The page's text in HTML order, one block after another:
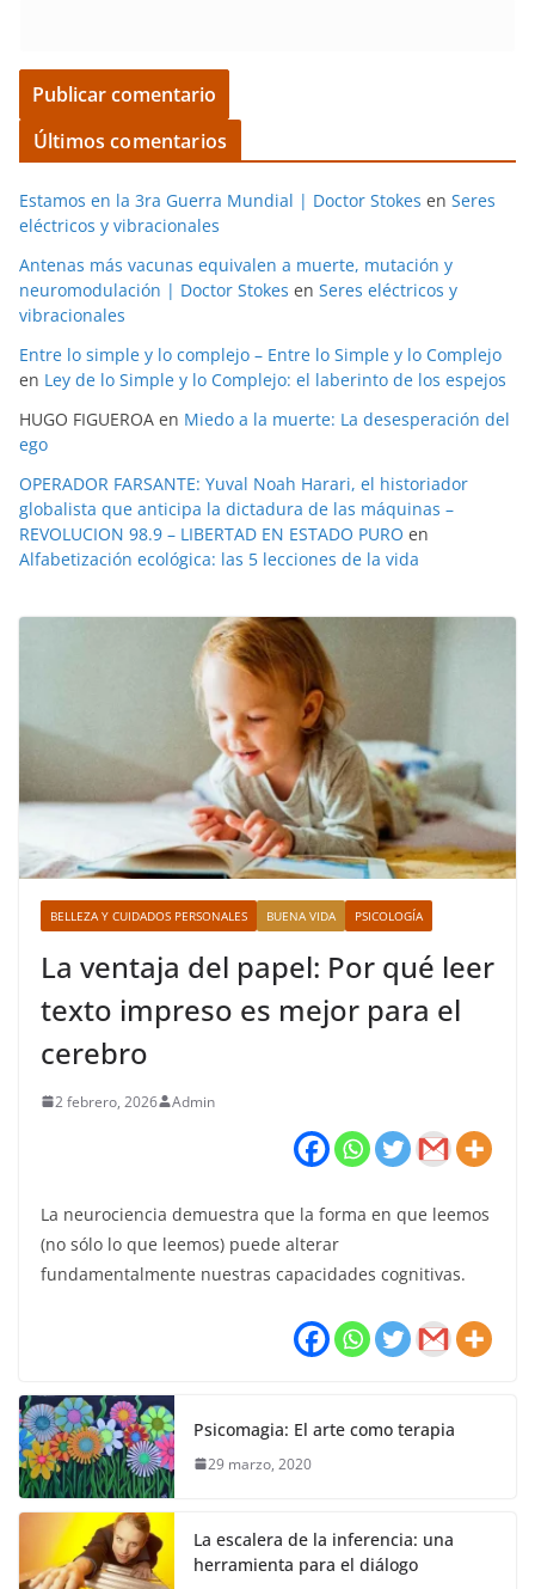
Últimos comentarios
Estamos en la 3ra Guerra Mundial | Doctor Stokes en Seres
eléctricos y vibracionales
Antenas más vacunas equivalen a muerte, mutación y
neuromodulación | Doctor Stokes en Seres eléctricos y
vibracionales
Entre lo simple y lo complejo – Entre lo Simple y lo Complejo
en Ley de lo Simple y lo Complejo: el laberinto de los espejos
HUGO FIGUEROA en Miedo a la muerte: La desesperación del
ego
OPERADOR FARSANTE: Yuval Noah Harari, el historiador
globalista que anticipa la dictadura de las máquinas –
REVOLUCION 98.9 – LIBERTAD EN ESTADO PURO en
Alfabetización ecológica: las 5 lecciones de la vida
BELLEZA Y CUIDADOS PERSONALES BUENA VIDA PSICOLOGÍA
La ventaja del papel: Por qué leer
texto impreso es mejor para el
cerebro
2 febrero, 2026 Admin
La neurociencia demuestra que la forma en que leemos
(no sólo lo que leemos) puede alterar
fundamentalmente nuestras capacidades cognitivas.
Psicomagia: El arte como terapia
29 marzo, 2020
La escalera de la inferencia: una
herramienta para el diálogo